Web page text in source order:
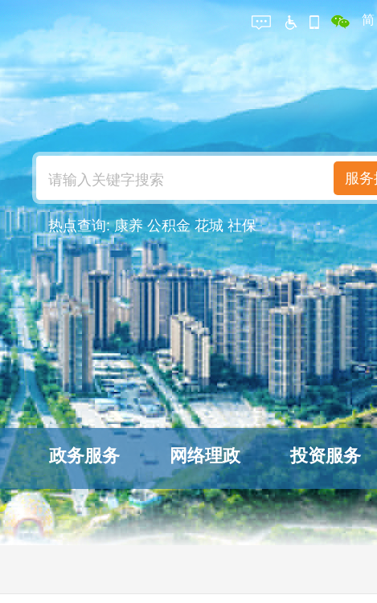
简
热点查询:康养 公积金 花城 社保
政务服务 网络理政 投资服务